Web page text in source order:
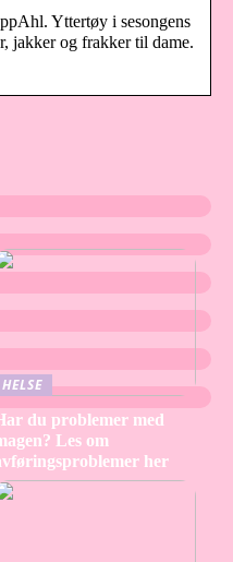
Yttertøy i sesongens
jakker og frakker til dame.
HELSE
du problemer med
Les om
her